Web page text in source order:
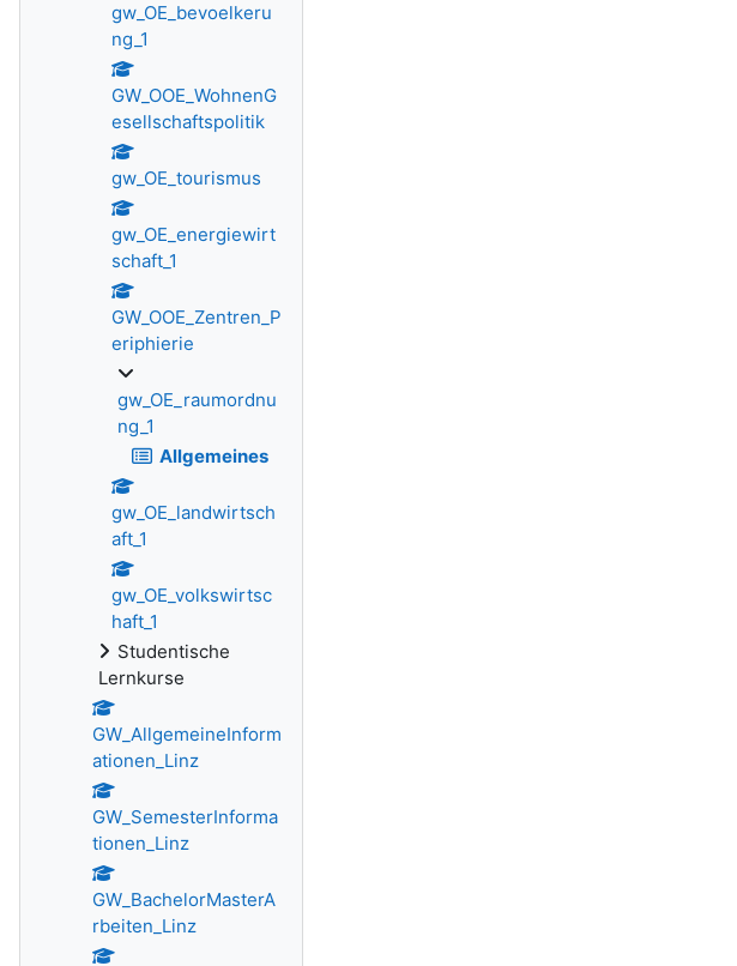
gw_OE_bevoelkeru
ng_1
GW_OOE_WohnenG
esellschaftspolitik
gw_OE_tourismus
gw_OE_energiewirt
schaft_1
GW_OOE_Zentren_P
eriphierie
gw_OE_raumordnu
ng_1
Allgemeines
gw_OE_landwirtsch
aft_1
gw_OE_volkswirtsc
haft_1
Studentische
Lernkurse
GW_AllgemeineInform
ationen_Linz
GW_SemesterInforma
tionen_Linz
GW_BachelorMasterA
rbeiten_Linz